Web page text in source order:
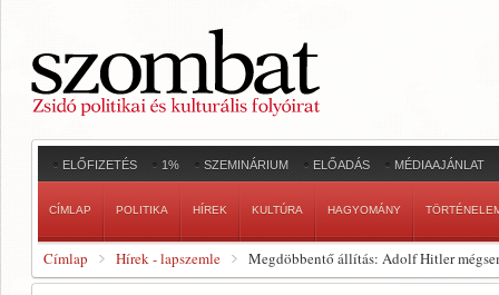
ELŐFIZETÉS 1% SZEMINÁRIUM ELŐADÁS MÉDIAAJÁNLAT
CÍMLAP POLITIKA HÍREK KULTÚRA HAGYOMÁNY
Címlap Hírek - lapszemle Megdöbbentő állítás: Adolf Hitler